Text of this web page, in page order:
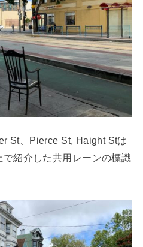
St、Pierce St, Haight Stは
紹介した共用レーンの標識